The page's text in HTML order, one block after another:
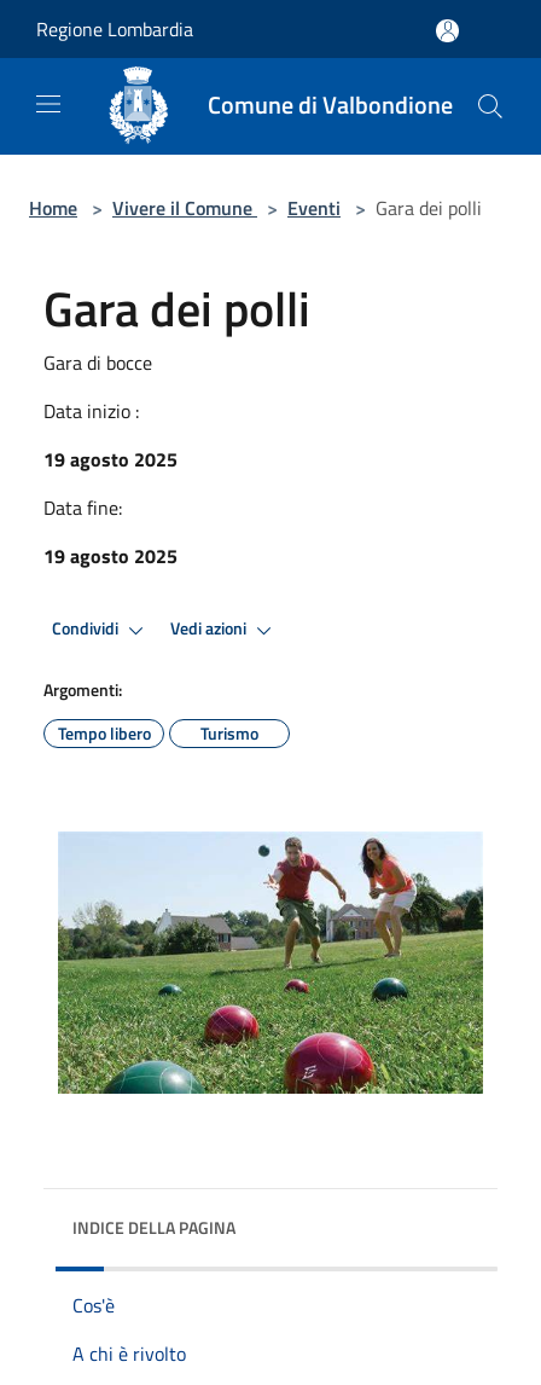
Regione Lombardia
Comune di Valbondione
Home > Vivere il Comune > Eventi > Gara dei polli
Gara dei polli
Gara di bocce
Data inizio :
19 agosto 2025
Data fine:
19 agosto 2025
Condividi Vedi azioni
Argomenti:
Tempo libero
Turismo
INDICE DELLA PAGINA
Cos'è
A chi è rivolto